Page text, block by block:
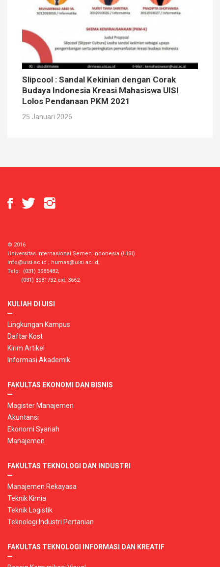
Slipcool : Sandal Kekinian dengan Corak
Budaya Indonesia Kreasi Mahasiswa UISI
Lolos Pendanaan PKM 2021
25 Januari 2026
© 2016
Universitas Internasional Semen Indonesia (UISI)
info@uisi.ac.id ; humas@uisi.ac.id;
Telp: (031) 3985482;
(031) 3981732 ext. 3662
KULIAH DI UISI
Lingkungan Kampus
Daftar Kost
Kirim Artikel
Informasi Akademik
FAKULTAS EKONOMI DAN BISNIS
Magister Manajemen
Akuntansi
Ekonomi Syariah
Manajemen
FAKULTAS TEKNOLOGI DAN INDUSTRI
Manajemen Rekayasa
Teknik Kimia
Teknik Logistik
Teknologi Industri Pertanian
FAKULTAS TEKNOLOGI INFORMASI DAN KREATIF